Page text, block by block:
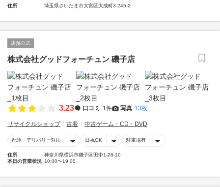
住所 埼玉県さいたま市大宮区大成町3-245-2
店舗公式
株式会社グッドフォーチュン 磯子店
3.23 口コミ 1件 写真 13枚
リサイクルショップ 古着 中古ゲーム・CD・DVD
配達・デリバリー対応 日祝OK 駐車場有
住所
神奈川県横浜市磯子区田中1-26-10
本日の営業状況 10:00〜19:00